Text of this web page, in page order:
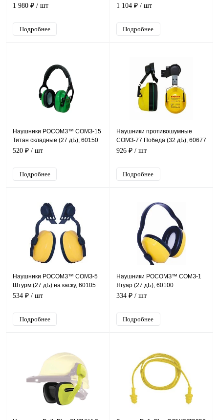
1 980 ₽ / шт
Подробнее
(29 дБ), 333736
1 104 ₽ / шт
Подробнее
Наушники РОСОМЗ™ СОМЗ-15
Титан складные (27 дБ), 60150
520 ₽ / шт
Подробнее
Наушники противошумные
СОМЗ-77 Победа (32 дБ), 60677
926 ₽ / шт
Подробнее
Наушники РОСОМЗ™ СОМЗ-5
Штурм (27 дБ) на каску, 60105
534 ₽ / шт
Подробнее
Наушники РОСОМЗ™ СОМЗ-1
Ягуар (27 дБ), 60100
334 ₽ / шт
Подробнее